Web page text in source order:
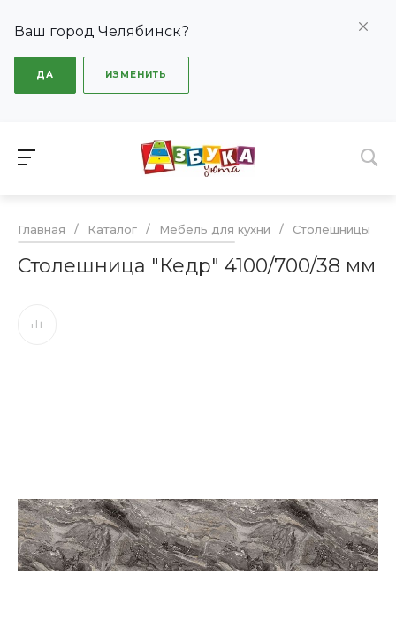
Ваш город Челябинск?
ДА ИЗМЕНИТЬ
Главная / Каталог / Мебель для кухни / Столешницы
Столешница "Кедр" 4100/700/38 мм